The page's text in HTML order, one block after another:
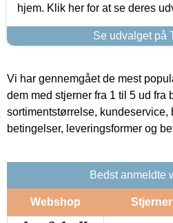
hjem. Klik her for at se deres
Se udvalget på
Vi har gennemgået de mest
dem med stjerner fra 1 til 5 ud fra
sortimentstørrelse, kundeservice,
betingelser, leveringsformer og
Bedst anmeldte
Webshop Stjerner